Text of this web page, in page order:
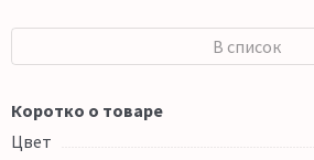
В список
Коротко о товаре
Цвет